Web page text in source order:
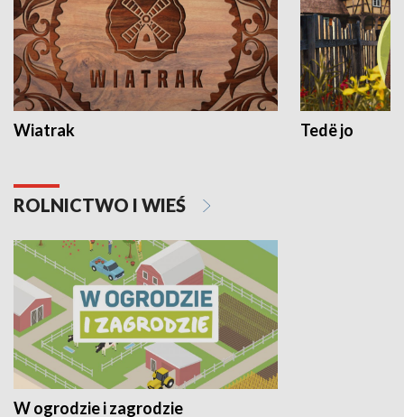
Wiatrak Tedë jo
ROLNICTWO I WIEŚ
W ogrodzie i zagrodzie